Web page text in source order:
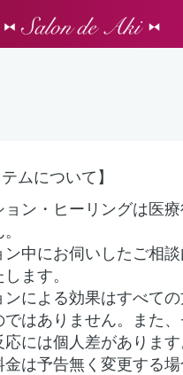
ムについて】
ン・ヒーリングは医
ン中にお伺いしたご相
ます。
ンによる効果はすべて
ではありません。また
には個人差があります
金は予告無く変更する